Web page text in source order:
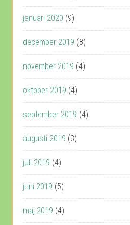
januari 2020 (9)
december 2019 (8)
november 2019 (4)
oktober 2019 (4)
september 2019 (4)
augusti 2019 (3)
juli 2019 (4)
juni 2019 (5)
maj 2019 (4)